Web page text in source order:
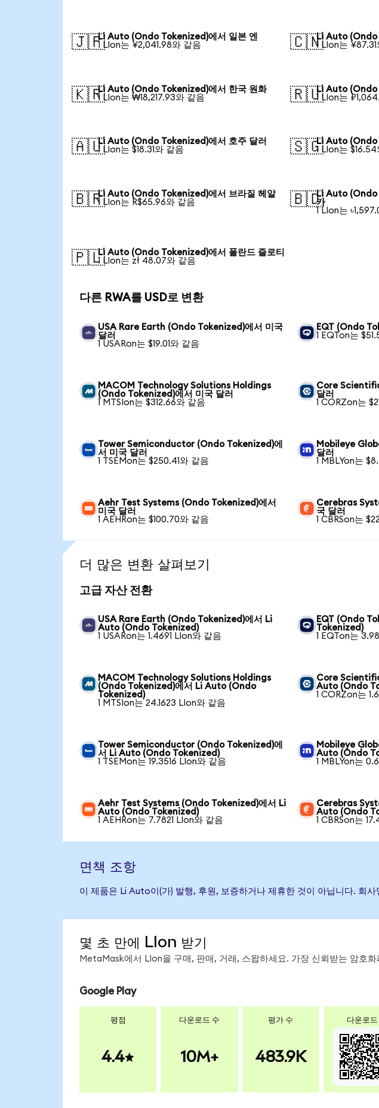
🇯🇵Li Auto (Ondo Tokenized)에서 일본 엔
1 LIon는 ¥2,041.98와 같음
🇨🇳Li Auto (Ondo
1 LIon는
🇰🇷Li Auto (Ondo Tokenized)에서 한국 원화
1 LIon는 ₩18,217.93와 같음
🇷🇺Li Auto (Ondo
1 LIon는
🇦🇺Li Auto (Ondo Tokenized)에서 호주 달러
1 LIon는 $18.31와 같음
🇸🇬Li Auto (Ondo
1 LIon는
🇧🇷Li Auto (Ondo Tokenized)에서 브라질 헤알
1 LIon는 R$65.96와 같음
🇧🇩Li Auto (Ondo
카
1 LIon는
🇵🇱Li Auto (Ondo Tokenized)에서 폴란드 즐로티
1 LIon는 zł 48.07와 같음
다른 RWA를 USD로 변환
USA Rare Earth (Ondo Tokenized)에서 미국
달러
1 USARon는 $19.01와 같음
EQT (Ondo
1 EQTon는
MACOM Technology Solutions Holdings
(Ondo Tokenized)에서 미국 달러
1 MTSIon는 $312.66와 같음
Core
달러
1 CORZon는
Tower Semiconductor (Ondo Tokenized)에
서 미국 달러
1 TSEMon는 $250.41와 같음
Mobileye
달러
1 MBLYon는
Aehr Test Systems (Ondo Tokenized)에서
미국 달러
1 AEHRon는 $100.70와 같음
Cerebras
국 달러
1 CBRSon는
더 많은 변환 살펴보기
고급 자산 전환
USA Rare Earth (Ondo Tokenized)에서 Li
Auto (Ondo Tokenized)
1 USARon는 1.4691 LIon와 같음
EQT (Ondo
Tokenized)
1 EQTon는
MACOM Technology Solutions Holdings
(Ondo Tokenized)에서 Li Auto (Ondo
Tokenized)
1 MTSIon는 24.1623 LIon와 같음
Core
Auto (Ondo
1 CORZon는
Tower Semiconductor (Ondo Tokenized)에
서 Li Auto (Ondo Tokenized)
1 TSEMon는 19.3516 LIon와 같음
Mobileye
Auto (Ondo
1 MBLYon는
Aehr Test Systems (Ondo Tokenized)에서 Li
Auto (Ondo Tokenized)
1 AEHRon는 7.7821 LIon와 같음
Cerebras
Auto (Ondo
1 CBRSon는
면책 조항
이 제품은 Li Auto이(가) 발행, 후원, 보증하거나 제휴한 것이 아닙니다. 회
몇 초 만에 LIon 받기
MetaMask에서 LIon을 구매, 판매, 거래, 스왑하세요. 가장 신뢰받는 암호화
Google Play
평점
4.4
다운로드 수
10M+
평가 수
483.9K
다운로드